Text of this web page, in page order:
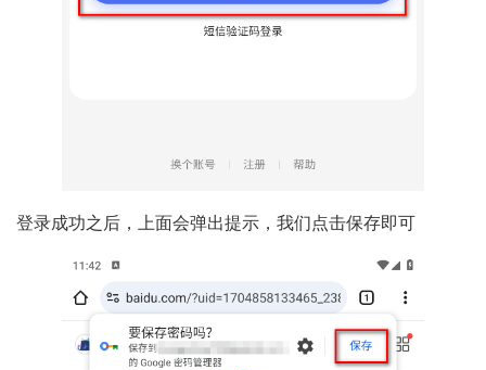
登录成功之后，上面会弹出提示，我们点击保存即可